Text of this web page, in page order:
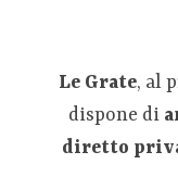
Le Grate, al
dispone di
diretto